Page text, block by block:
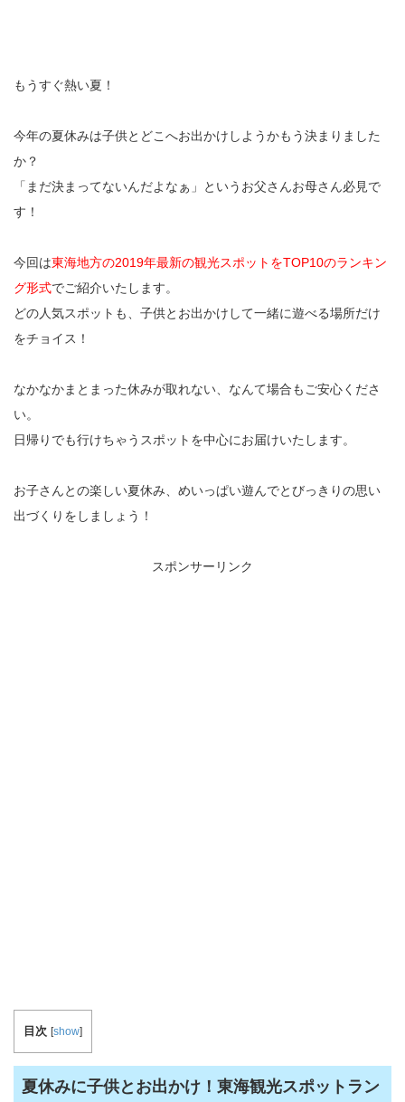
もうすぐ熱い夏！
今年の夏休みは子供とどこへお出かけしようかもう決まりました
か？
「まだ決まってないんだよなぁ」というお父さんお母さん必見で
す！
今回は東海地方の2019年最新の観光スポットをTOP10のランキン
グ形式でご紹介いたします。
どの人気スポットも、子供とお出かけして一緒に遊べる場所だけ
をチョイス！
なかなかまとまった休みが取れない、なんて場合もご安心くださ
い。
日帰りでも行けちゃうスポットを中心にお届けいたします。
お子さんとの楽しい夏休み、めいっぱい遊んでとびっきりの思い
出づくりをしましょう！
スポンサーリンク
目次 [show]
夏休みに子供とお出かけ！東海観光スポットラン